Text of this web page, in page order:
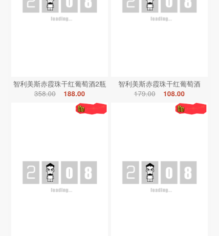
智利美斯赤霞珠干红葡萄酒2瓶
358.00
188.00
智利美斯赤霞珠干红葡萄酒
179.00
108.00